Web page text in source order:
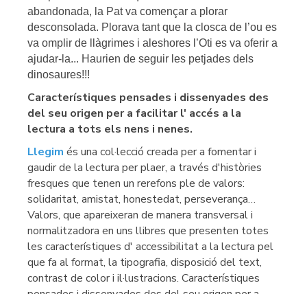
abandonada, la Pat va començar a plorar
desconsolada. Plorava tant que la closca de l’ou es
va omplir de llàgrimes i aleshores l’Oti es va oferir a
ajudar-la... Haurien de seguir les petjades dels
dinosaures!!!
Característiques pensades i dissenyades des
del seu origen per a facilitar l' accés a la
lectura a tots els nens i nenes.
Llegim és una col·lecció creada per a fomentar i
gaudir de la lectura per plaer, a través d'històries
fresques que tenen un rerefons ple de valors:
solidaritat, amistat, honestedat, perseverança…
Valors, que apareixeran de manera transversal i
normalitzadora en uns llibres que presenten totes
les característiques d' accessibilitat a la lectura pel
que fa al format, la tipografia, disposició del text,
contrast de color i il·lustracions. Característiques